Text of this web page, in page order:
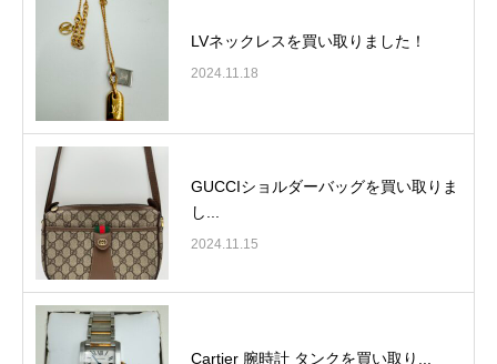
LVネックレスを買い取りました！
2024.11.18
GUCCIショルダーバッグを買い取りま
し...
2024.11.15
Cartier 腕時計 タンクを買い取り...